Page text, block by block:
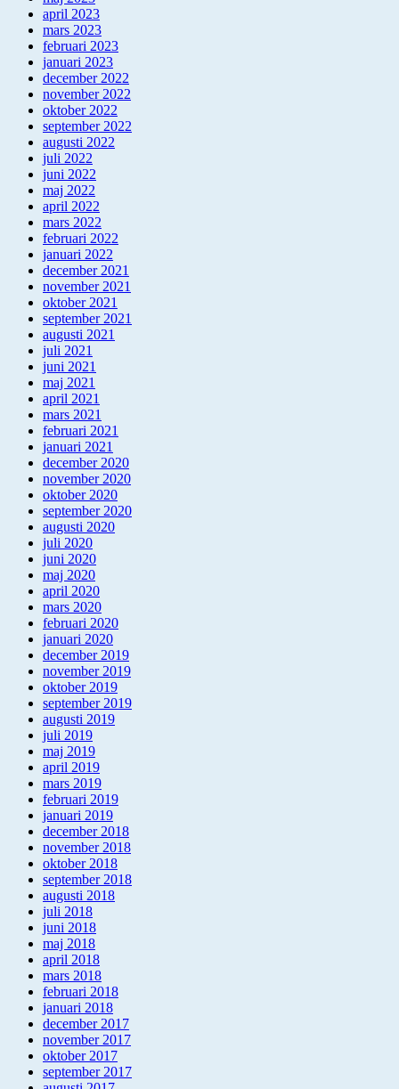
april 2023
mars 2023
februari 2023
januari 2023
december 2022
november 2022
oktober 2022
september 2022
augusti 2022
juli 2022
juni 2022
maj 2022
april 2022
mars 2022
februari 2022
januari 2022
december 2021
november 2021
oktober 2021
september 2021
augusti 2021
juli 2021
juni 2021
maj 2021
april 2021
mars 2021
februari 2021
januari 2021
december 2020
november 2020
oktober 2020
september 2020
augusti 2020
juli 2020
juni 2020
maj 2020
april 2020
mars 2020
februari 2020
januari 2020
december 2019
november 2019
oktober 2019
september 2019
augusti 2019
juli 2019
maj 2019
april 2019
mars 2019
februari 2019
januari 2019
december 2018
november 2018
oktober 2018
september 2018
augusti 2018
juli 2018
juni 2018
maj 2018
april 2018
mars 2018
februari 2018
januari 2018
december 2017
november 2017
oktober 2017
september 2017